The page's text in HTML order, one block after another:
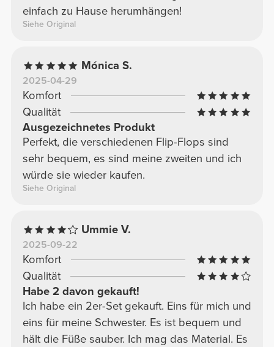
einfach zu Hause herumhängen!
Siehe Original
Mónica S.
2025-04-29
Komfort
Qualität
Ausgezeichnetes Produkt
Perfekt, die verschiedenen Flip-Flops sind
sehr bequem, es sind meine zweiten und ich
würde sie wieder kaufen.
Siehe Original
Ummie V.
2025-09-22
Komfort
Qualität
Habe 2 davon gekauft!
Ich habe ein 2er-Set gekauft. Eins für mich und
eins für meine Schwester. Es ist bequem und
hält die Füße sauber. Ich mag das Material. Es